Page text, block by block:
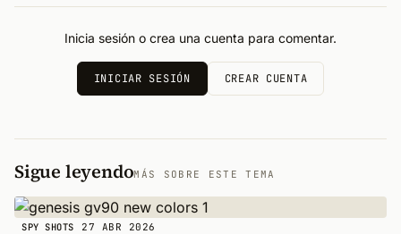
Inicia sesión o crea una cuenta para comentar.
INICIAR SESIÓN CREAR CUENTA
Sigue leyendoMÁS SOBRE ESTE TEMA
SPY SHOTS 27 ABR 2026